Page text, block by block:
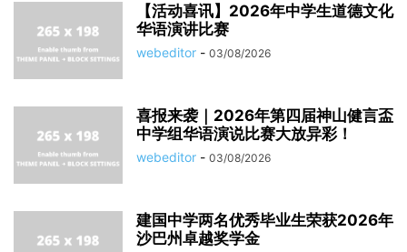
【活动喜讯】2026年中学生道德文化
华语演讲比赛
webeditor - 03/08/2026
喜报来袭｜2026年第四届神山健言盃
中学组华语演说比赛大放异彩！
webeditor - 03/08/2026
建国中学两名优秀毕业生荣获2026年
沙巴州卓越奖学金